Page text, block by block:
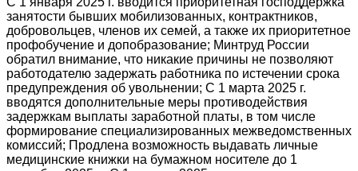
занятости бывших мо­билизованных, контрактников,
добро­вольцев, членов их семей, а также их приоритетное
профобучение и допобразование; Минтруд России
обратил внимание, что никакие причины не позволяют
работо­дателю задержать работника по истече­нии срока
предупреждения об увольнении; С 1 марта 2025 г.
вводятся дополни­тельные меры противодействия
задерж­кам выплаты заработной платы, в том числе
формирование специализированных межведомственных
комиссий; Продлена возможность выдавать личные
медицинские книжки на бумажном носителе до 1